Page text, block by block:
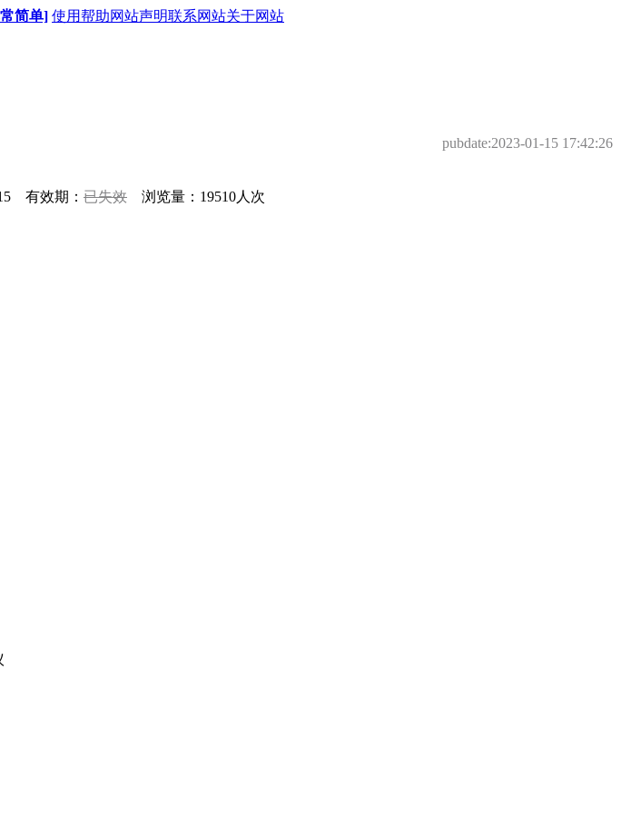
简单] 使用帮助网站声明联系网站关于网站
pubdate:2023-01-15 17:42:26
有效期： 已失效 浏览量：19510人次